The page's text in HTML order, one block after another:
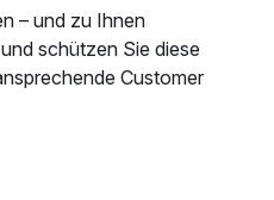
– und zu Ihnen
schützen Sie diese
Customer